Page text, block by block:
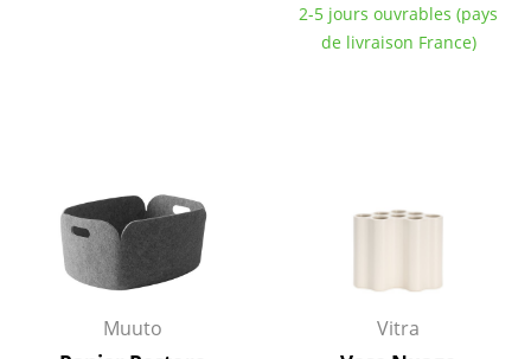
Accessoires
Horloges
Miroirs
2-5 jours ouvrables (pays
de livraison France)
Muuto Vitra